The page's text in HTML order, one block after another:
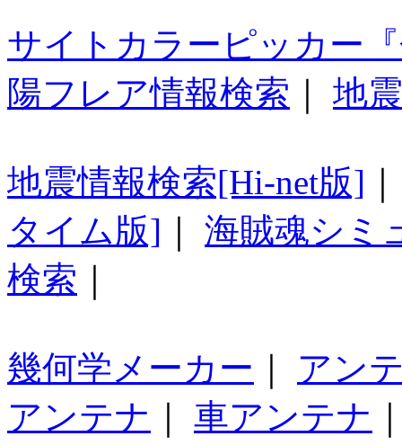
サイトカラーピッカー
陽フレア情報検索
地
地震情報検索[Hi-net版]
タイム版]
海賊魂シミ
検索
幾何学メーカー
アン
アンテナ
車アンテナ